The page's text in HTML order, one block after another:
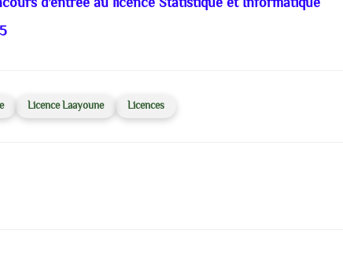
Licence Laayoune Licences